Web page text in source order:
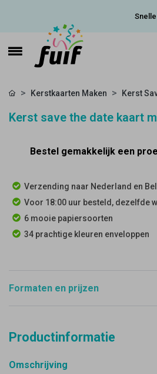
Kerstkaarten Maken Kerst
Kerst save the date kaart
Bestel gemakkelijk een
Verzending naar Nederland en
Voor 18:00 uur besteld, dezelfde
6 mooie papiersoorten
34 prachtige kleuren enveloppen
Formaten en prijzen
Productinformatie
Omschrijving